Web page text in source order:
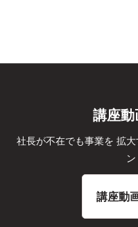
講座動
社長が不在でも事業を 拡大
ン
講座動